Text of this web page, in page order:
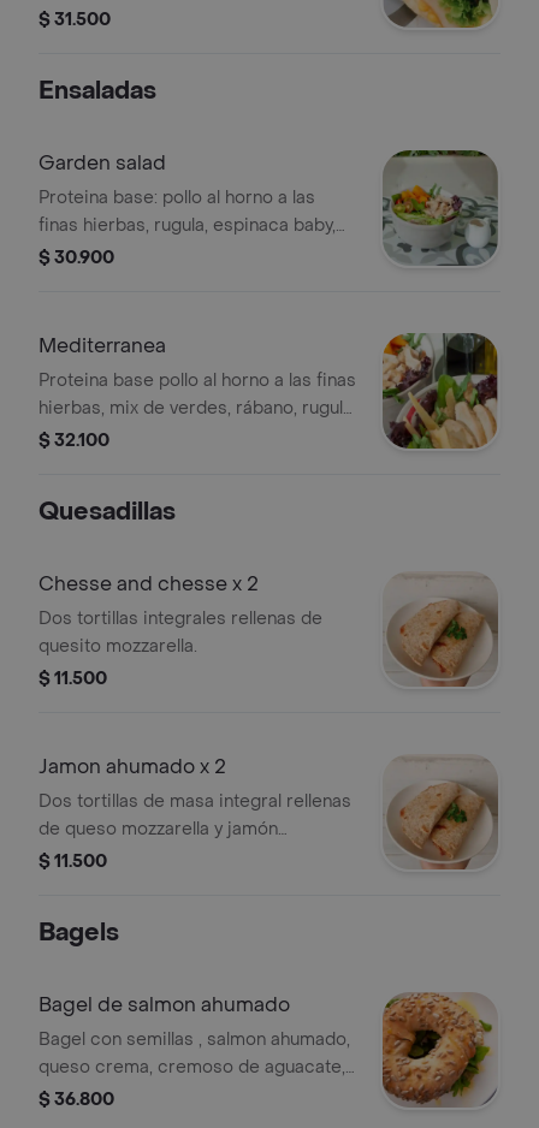
tomate, mix de verdes.
$ 31.500
Ensaladas
Garden salad
Proteina base: pollo al horno a las
finas hierbas, rugula, espinaca baby,
mix de verdes, mango, aguacate
$ 30.900
Mediterranea
Proteina base pollo al horno a las finas
hierbas, mix de verdes, rábano, rugula,
espinaca baby, nuez del nogal,
casa.
$ 32.100
Quesadillas
Chesse and chesse x 2
Dos tortillas integrales rellenas de
quesito mozzarella.
$ 11.500
Jamon ahumado x 2
Dos tortillas de masa integral rellenas
de queso mozzarella y jamón
ahumado.
$ 11.500
Bagels
Bagel de salmon ahumado
Bagel con semillas , salmon ahumado,
queso crema, cremoso de aguacate,
cebolla morada y rugula baby.
$ 36.800